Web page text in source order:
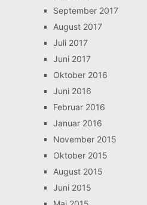
September 2017
August 2017
Juli 2017
Juni 2017
Oktober 2016
Juni 2016
Februar 2016
Januar 2016
November 2015
Oktober 2015
August 2015
Juni 2015